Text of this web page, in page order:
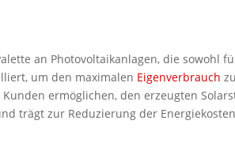
an Photovoltaikanlagen, die sowohl
um den maximalen Eigenverbrauch
ermöglichen, den erzeugten
trägt zur Reduzierung der